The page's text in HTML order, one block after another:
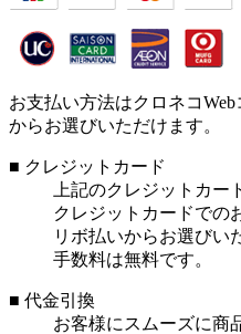
お支払い方法はクロネコ
からお選びいただけます。
■ クレジットカード
上記のクレジットカー
クレジットカードでの
リボ払いからお選びい
手数料は無料です。
■ 代金引換
お客様にスムーズに商